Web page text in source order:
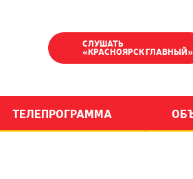
СЛУШАТЬ
«КРАСНОЯРСК ГЛАВНЫЙ»
ТЕЛЕПРОГРАММА